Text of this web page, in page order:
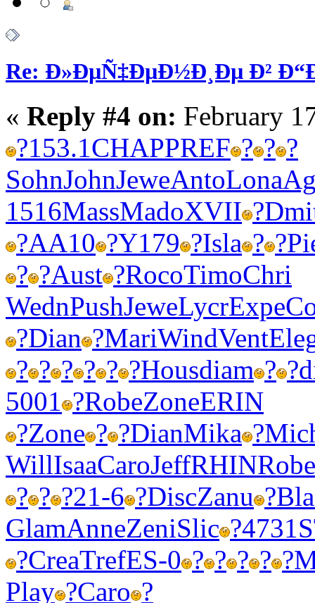
Re: Ð»ÐµÑ‡ÐµÐ½Ð¸Ðµ Ð²
« Reply #4 on: February
?153.1CHAPPREF ? ? ?
SohnJohnJeweAntoLona
1516MassMadoXVII ?
?AA10 ?Y179 ?Isla ? ?
? ?Aust ?RocoTimoChri
WednPushJeweLycrExpe
?Dian ?MariWindVent
? ? ? ? ? ?Housdiam ? ?
5001 ?RobeZoneERIN
?Zone ? ?DianMika ?
WillIsaaCaroJeffRHINRobe
? ? ?21-6 ?DiscZanu ?
GlamAnneZeniSlic ?4731
?CreaTrefES-0 ? ? ? ? ?
Play ?Caro ?